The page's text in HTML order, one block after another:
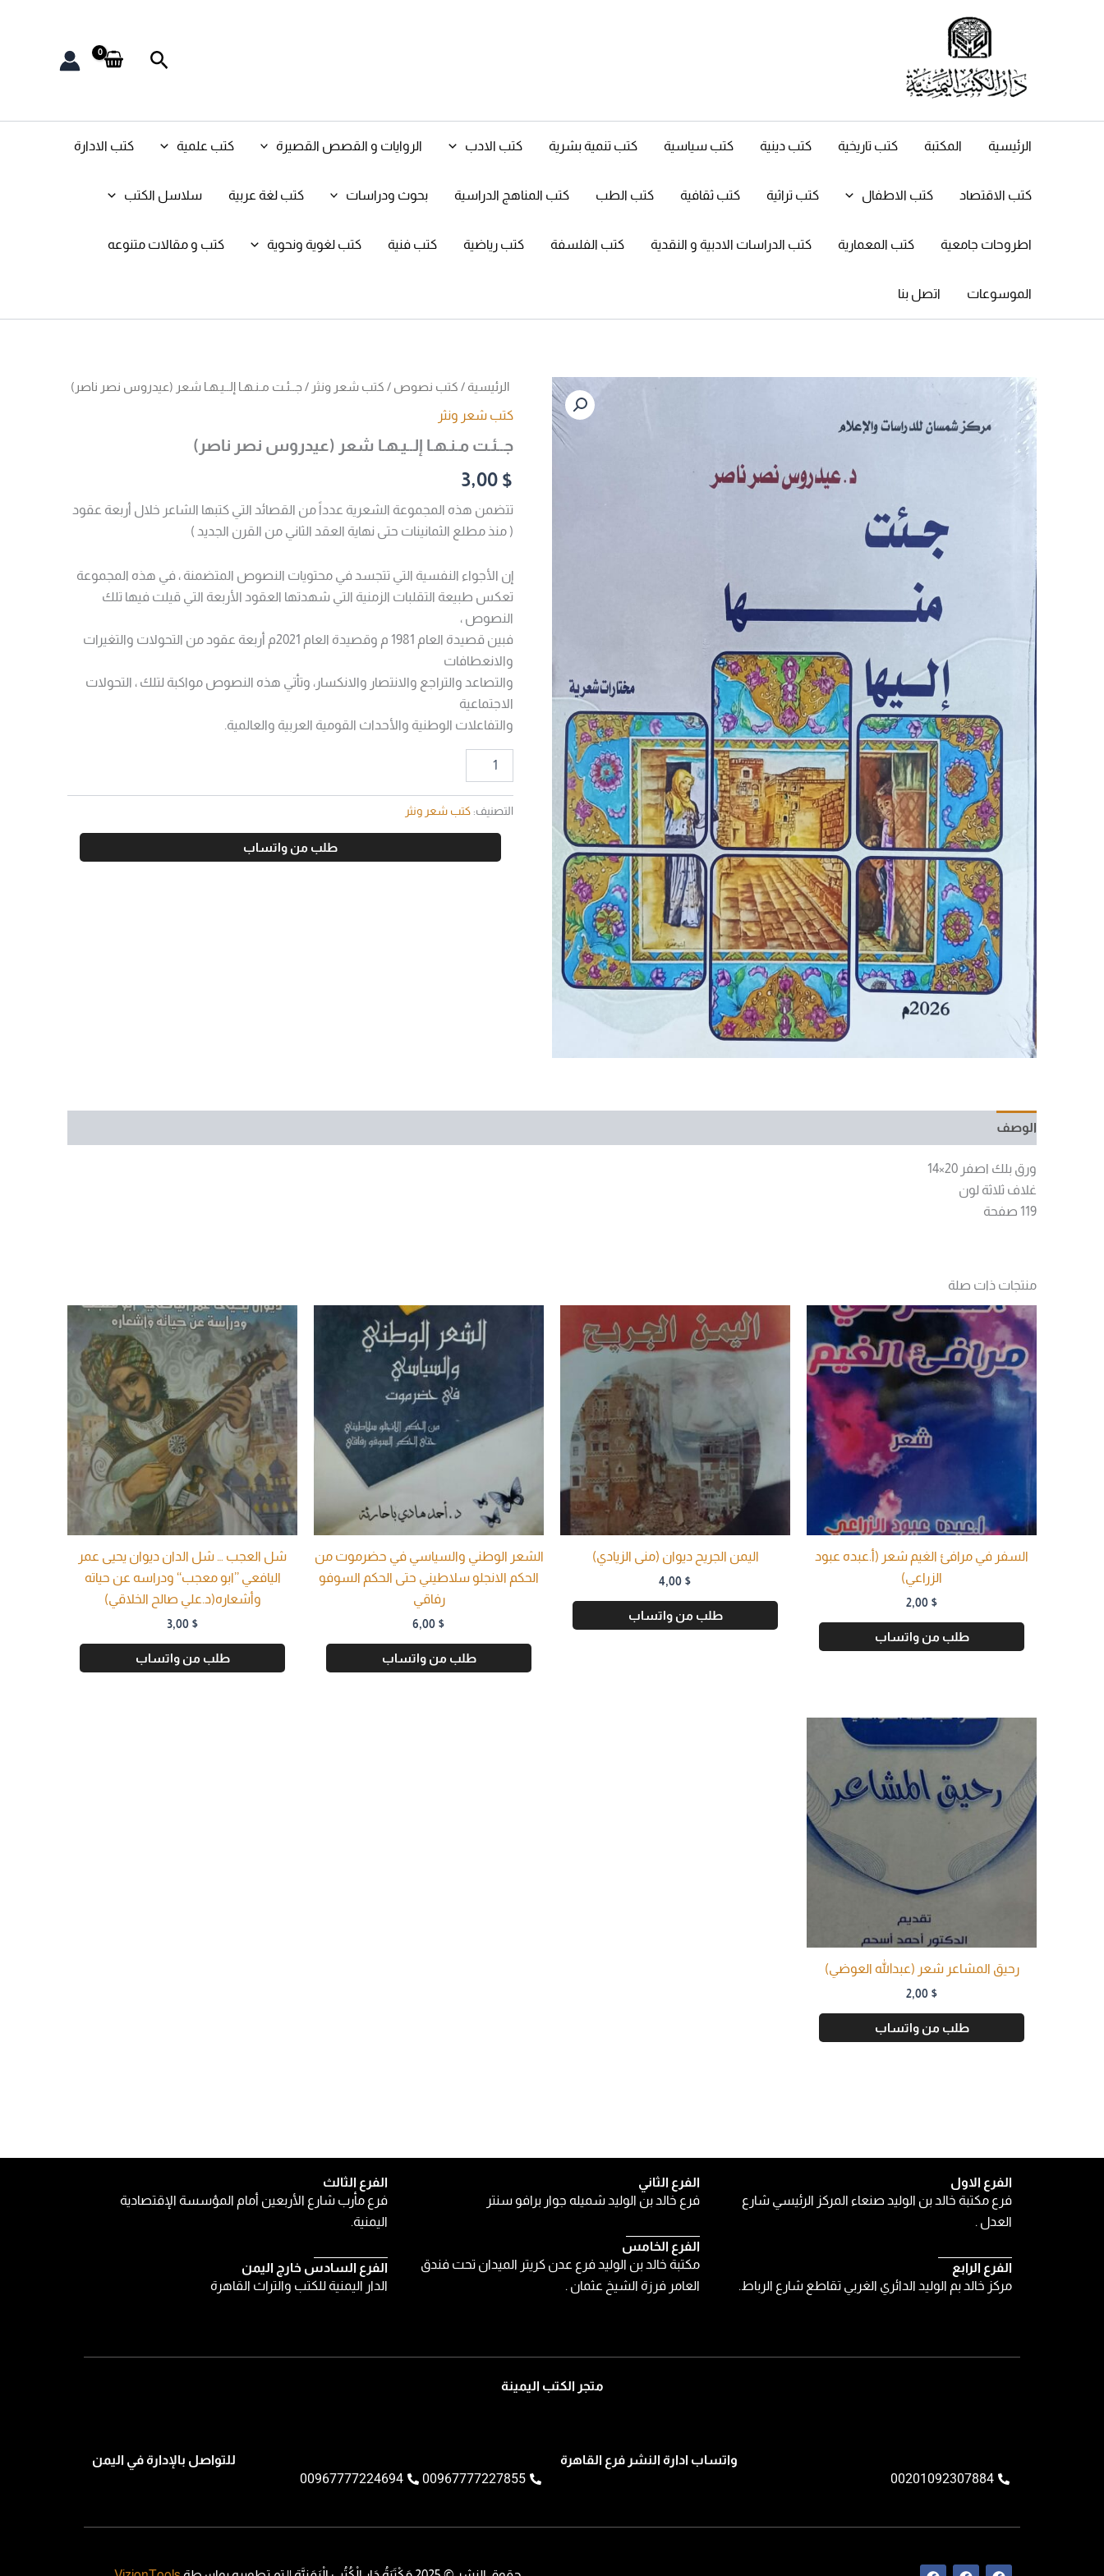
البحث
الرئيسية المكتبة كتب تاريخية كتب دينية كتب سياسية كتب تنمية بشرية كتب الادب الروايات و القصص القصيرة كتب علمية كتب الادارة
كتب الاقتصاد كتب الاطفال كتب تراثية كتب ثقافية كتب الطب كتب المناهج الدراسية بحوث ودراسات كتب لغة عربية سلاسل الكتب
اطروحات جامعية كتب المعمارية كتب الدراسات الادبية و النقدية كتب الفلسفة كتب رياضية كتب فنية كتب لغوية ونحوية كتب و مقالات متنوعه
الموسوعات اتصل بنا
الرئيسية / كتب نصوص / كتب شعر ونثر / جــئـت مـنـهـا إلــيـهـا شعر (عيدروس نصر ناصر)
كتب شعر ونثر
جــئـت مـنـهـا إلــيـهـا شعر (عيدروس نصر ناصر)
3,00 $
تتضمن هذه المجموعة الشعرية عدداً من القصائد التي كتبها الشاعر خلال أربعة عقود
( منذ مطلع الثمانينات حتى نهاية العقد الثاني من القرن الجديد )
إن الأجواء النفسية التي تتجسد في محتويات النصوص المتضمنة ، في هذه المجموعة
تعكس طبيعة التقلبات الزمنية التي شهدتها العقود الأربعة التي قيلت فيها تلك
النصوص ،
فبين قصيدة العام 1981 م وقصيدة العام 2021م أربعة عقود من التحولات والتغيرات
والانعطافات
والتصاعد والتراجع والانتصار والانكسار، وتأتي هذه النصوص مواكبة لتلك ، التحولات
الاجتماعية
والتفاعلات الوطنية والأحداث القومية العربية والعالمية.
كمية
مـنـهـا
شعر
نصر
التصنيف:كتب شعر ونثر
طلب من واتساب
الوصف
ورق بلك اصفر 20×14
غلاف ثلاثة لون
119 صفحة
منتجات ذات صلة
السفر في مرافئ الغيم شعر (أ.عبده عبود
الزراعي)
2,00 $
طلب من واتساب
اليمن الجريح ديوان (منى الزيادي)
4,00 $
طلب من واتساب
الشعر الوطني والسياسي في حضرموت من
الحكم الانجلو سلاطيني حتى الحكم السوفو
رفاقي
6,00 $
طلب من واتساب
شل العجب … شل الدان ديوان يحيى عمر
اليافعي ’’ابو معجب‘‘ ودراسه عن حياته
وأشعاره(د.علي صالح الخلاقي)
3,00 $
طلب من واتساب
رحيق المشاعر شعر (عبدالله العوضي)
2,00 $
طلب من واتساب
الفرع الثالث
فرع مأرب شارع الأربعين أمام المؤسسة الإقتصادية
اليمنية.
الفرع السادس خارج اليمن
الدار اليمنية للكتب والتراث القاهرة
الفرع الثاني
فرع خالد بن الوليد شميله جوار برافو سنتر
الفرع الخامس
مكتبة خالد بن الوليد فرع عدن كريتر الميدان تحت فندق
العامر فرزة الشيخ عثمان .
الفرع الاول
فرع مكتبة خالد بن الوليد صنعاء المركز الرئيسي شارع
العدل .
الفرع الرابع
مركز خالد بم الوليد الدائري الغربي تقاطع شارع الرباط.
متجر الكتب اليمينة
واتساب ادارة النشر فرع القاهرة
00201092307884
للتواصل بالإدارة في اليمن
00967777227855
00967777224694
F
F
F